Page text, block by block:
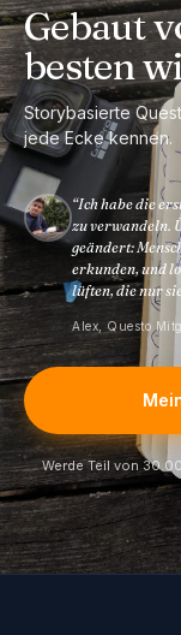
Gebaut
besten
Storybasierte
jede Ecke kennen.
“Ich habe die
zu verwandeln.
geändert:
erkunden, und
lüften, die nur
Alex, Questo
Werde Teil von